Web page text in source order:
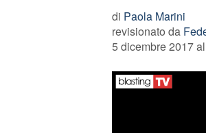
di Paola Marini
revisionato da
5 dicembre 2017